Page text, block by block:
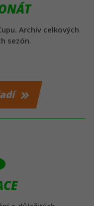
Archiv celkových
sezón.